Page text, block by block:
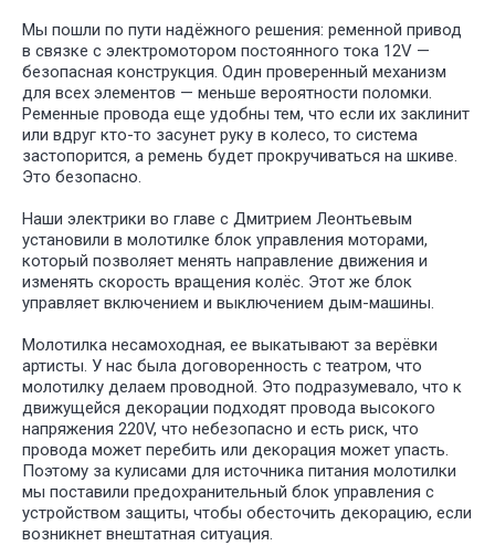
Мы пошли по пути надёжного решения: ременной привод
в связке с электромотором постоянного тока 12V —
безопасная конструкция. Один проверенный механизм
для всех элементов — меньше вероятности поломки.
Ременные провода еще удобны тем, что если их заклинит
или вдруг кто-то засунет руку в колесо, то система
застопорится, а ремень будет прокручиваться на шкиве.
Это безопасно.
Наши электрики во главе с Дмитрием Леонтьевым
установили в молотилке блок управления моторами,
который позволяет менять направление движения и
изменять скорость вращения колёс. Этот же блок
управляет включением и выключением дым-машины.
Молотилка несамоходная, ее выкатывают за верёвки
артисты. У нас была договоренность с театром, что
молотилку делаем проводной. Это подразумевало, что к
движущейся декорации подходят провода высокого
напряжения 220V, что небезопасно и есть риск, что
провода может перебить или декорация может упасть.
Поэтому за кулисами для источника питания молотилки
мы поставили предохранительный блок управления с
устройством защиты, чтобы обесточить декорацию, если
возникнет внештатная ситуация.